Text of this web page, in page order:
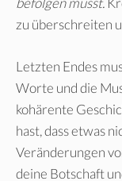
zu überschreiten
Letzten Endes
Worte und die
kohärente
hast, dass etwas
Veränderungen
deine Botschaft